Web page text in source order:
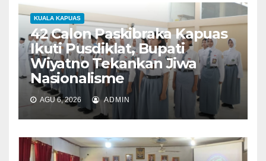
KUALA KAPUAS
42 Calon Paskibraka Kapuas
Ikuti Pusdiklat, Bupati
Wiyatno Tekankan Jiwa
Nasionalisme
AGU 6, 2026 ADMIN